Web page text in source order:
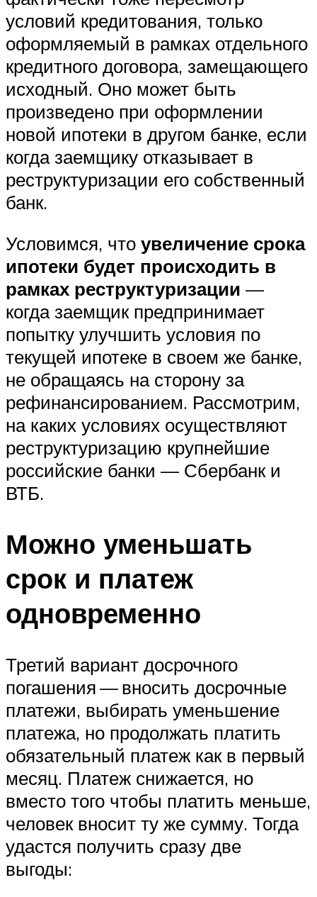
условий кредитования, только
оформляемый в рамках отдельного
кредитного договора, замещающего
исходный. Оно может быть
произведено при оформлении
новой ипотеки в другом банке, если
когда заемщику отказывает в
реструктуризации его собственный
банк.
Условимся, что увеличение срока
ипотеки будет происходить в
рамках реструктуризации —
когда заемщик предпринимает
попытку улучшить условия по
текущей ипотеке в своем же банке,
не обращаясь на сторону за
рефинансированием. Рассмотрим,
на каких условиях осуществляют
реструктуризацию крупнейшие
российские банки — Сбербанк и
ВТБ.
Можно уменьшать
срок и платеж
одновременно
Третий вариант досрочного
погашения — вносить досрочные
платежи, выбирать уменьшение
платежа, но продолжать платить
обязательный платеж как в первый
месяц. Платеж снижается, но
вместо того чтобы платить меньше,
человек вносит ту же сумму. Тогда
удастся получить сразу две
выгоды: